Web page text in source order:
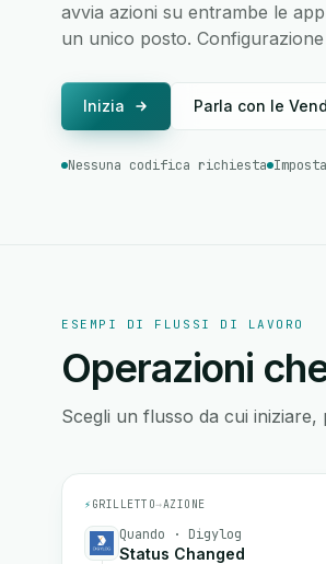
avvia azioni su entrambe le
un unico posto.
Inizia Parla con le
Nessuna codifica richiesta
ESEMPI DI FLUSSI DI LAVORO
Operazioni
Scegli un flusso da cui
⚡ GRILLETTO→AZIONE
Quando · Digylog
Status Changed